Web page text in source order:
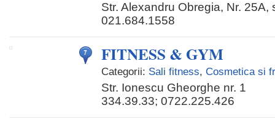
Str. Alexandru Obregia, Nr. 25A,
021.684.1558
FITNESS & GYM
Categorii: Sali fitness, Cosmetica si
Str. Ionescu Gheorghe nr. 1
334.39.33; 0722.225.426